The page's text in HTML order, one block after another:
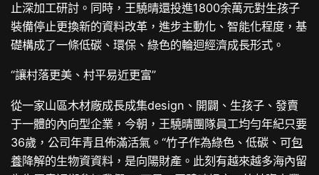
止深加工研討。同時，王驍晴還投進1800余萬元對生孩子
裝備停止更換新的資料改革，進步主動化、智能化程度，基
礎構成了一條低碳、環保、綠色的輪迴經濟成長形式。
“讓村落更美、村平易近更富”
從一家山區木材廠成長成集design、開闢、生孩子、發賣
于一體的內向型企業，今朝，王驍晴團隊員工均勻年紀只要
36歲，公司年青且佈滿活氣。“竹子作為綠色、低碳、可包
養降解的生物資資料，是向陽財產。此刻有越來越多海內留